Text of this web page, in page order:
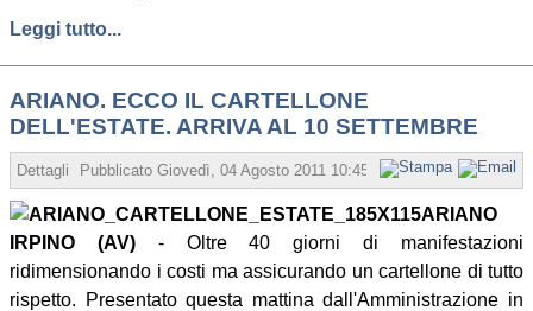
Leggi tutto...
ARIANO. ECCO IL CARTELLONE
DELL'ESTATE. ARRIVA AL 10 SETTEMBRE
Dettagli Pubblicato Giovedì, 04 Agosto 2011 10:45 Scritto da Redazione
ARIANO
IRPINO (AV)- Oltre 40 giorni di manifestazioni
ridimensionando i costi ma assicurando un cartellone di tutto
rispetto. Presentato questa mattina dall'Amministrazione in